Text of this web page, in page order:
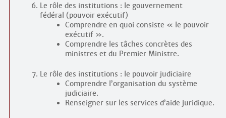
Le rôle des institutions : le gouvernement
fédéral (pouvoir exécutif)
Comprendre en quoi consiste « le pouvoir
exécutif ».
Comprendre les tâches concrètes des
ministres et du Premier Ministre.
Le rôle des institutions : le pouvoir judiciaire
Comprendre l’organisation du système
judiciaire.
Renseigner sur les services d’aide juridique.